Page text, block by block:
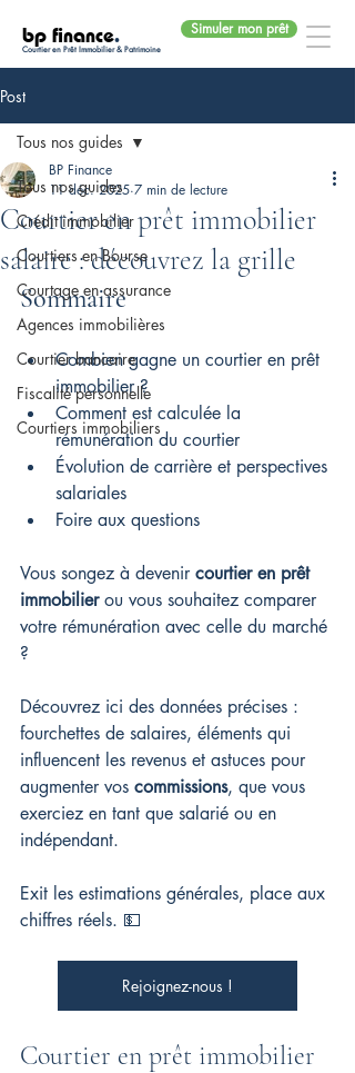
bp finance.
Courtier en Prêt Immobilier & Patrimoine
Simuler mon prêt
Post
Tous nos guides
Crédit immobilier
Courtiers en Bourse
Courtage en assurance
Agences immobilières
Courtier bancaire
Fiscalité personnelle
Courtiers immobiliers
Tous nos guides
Courtier en prêt immobilier
salaire : découvrez la grille
BP Finance
11 déc. 2025 7 min de lecture
Sommaire
Combien gagne un courtier en prêt
immobilier ?
Comment est calculée la
rémunération du courtier
Évolution de carrière et perspectives
salariales
Foire aux questions
Vous songez à devenir courtier en prêt
immobilier ou vous souhaitez comparer
votre rémunération avec celle du marché
?
Découvrez ici des données précises :
fourchettes de salaires, éléments qui
influencent les revenus et astuces pour
augmenter vos commissions, que vous
exerciez en tant que salarié ou en
indépendant.
Exit les estimations générales, place aux
chiffres réels. 💵
Rejoignez-nous !
Courtier en prêt immobilier